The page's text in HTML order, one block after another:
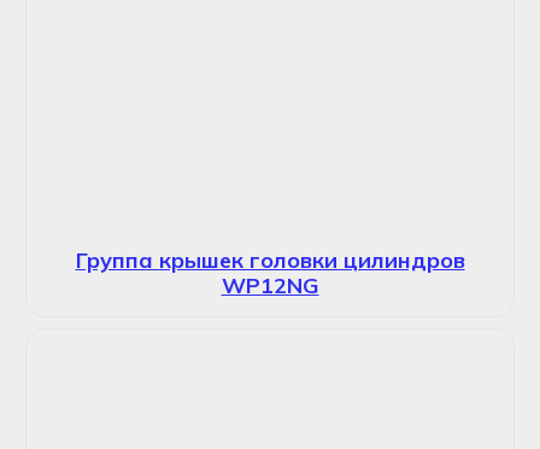
Группа крышек головки цилиндров
WP12NG